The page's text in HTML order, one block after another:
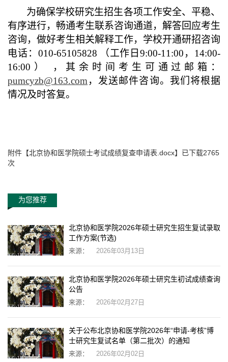
为确保学校研究生招生各项工作安全、平稳、
有序进行，畅通考生联系咨询通道，解答回应考生
咨询，做好考生相关解释工作，学校开通研招咨询
电话： 010-65105828 （工作日9:00-11:00 ， 14:00-
16:00 ）
，其余时间考生可通过邮箱：
pumcyzb@163.com ，发送邮件咨询。我们将根据
情况及时答复。
附件【北京协和医学院硕士考试成绩复查申请表.docx】已下载2765
次
为您推荐
北京协和医学院2026年硕士研究生招生复试录取
工作方案(节选)
来源： 2026年03月13日
北京协和医学院2026年硕士研究生初试成绩查询
公告
来源： 2026年02月27日
关于公布北京协和医学院2026年“申请-考核”博
士研究生复试名单（第二批次）的通知
来源： 2026年02月02日